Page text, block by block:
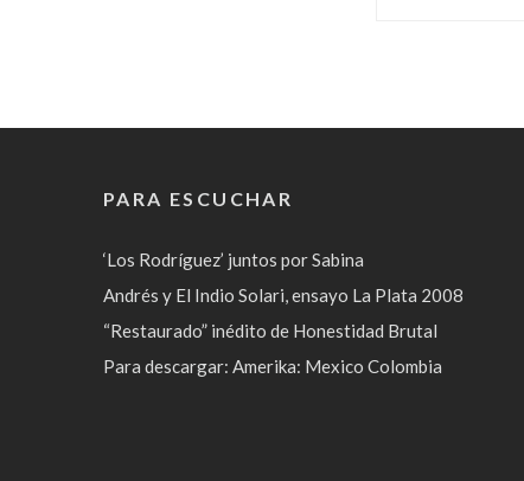
PARA ESCUCHAR
‘Los Rodríguez’ juntos por Sabina
Andrés y El Indio Solari, ensayo La Plata 2008
“Restaurado” inédito de Honestidad Brutal
Para descargar: Amerika: Mexico Colombia